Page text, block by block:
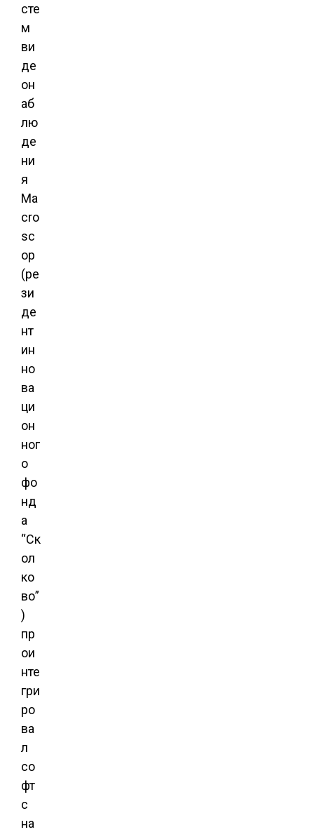
сте
м
ви
де
он
аб
лю
де
ни
я
Ma
cro
sc
op
(ре
зи
де
нт
ин
но
ва
ци
он
ног
о
фо
нд
а
“Ск
ол
ко
во”
)
пр
ои
нте
гри
ро
ва
л
со
фт
с
на